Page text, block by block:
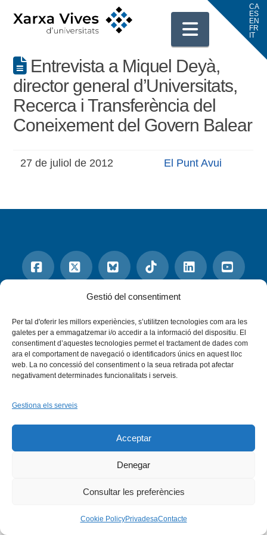
Gestió del consentiment
Per tal d'oferir les millors experiències, s’utilitzen tecnologies com ara les
galetes per a emmagatzemar i/o accedir a la informació del dispositiu. El
consentiment d’aquestes tecnologies permet el tractament de dades com
ara el comportament de navegació o identificadors únics en aquest lloc
web. La no concessió del consentiment o la seua retirada pot afectar
negativament determinades funcionalitats i serveis.
Gestiona els serveis
Acceptar
Denegar
Consultar les preferències
Cookie PolicyPrivadesaContacte
Entrevista a Miquel Deyà,
director general d’Universitats,
Recerca i Transferència del
Coneixement del Govern Balear
27 de juliol de 2012 El Punt Avui
Facebook BlueskyTiktok
Instagram
Flickr
INICI QUI SOM
PROGRAMES
DESENVOLUPAMENT SOSTENIBLE
TRANSPARÈNCIA
MAPA DEL WEB
AVÍS LEGAL PRIVADESA CONTACTE
Copyright © 2026 -Xarxa Vives d'Universitats